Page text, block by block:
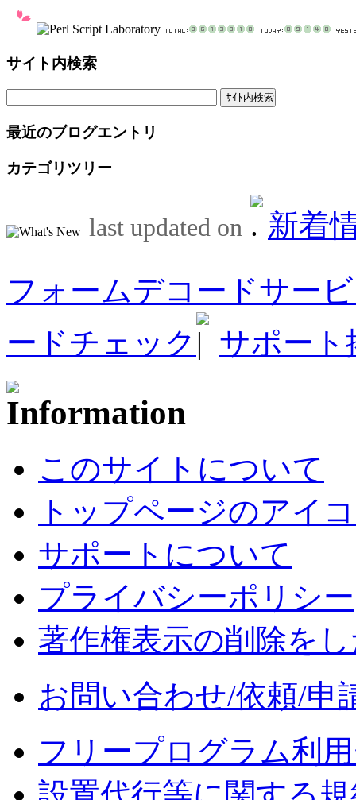
サイト内検索
最近のブログエントリ
カテゴリツリー
last updated on
新着
フォームデコードサー
ードチェック
サポート
このサイトについて
トップページのアイ
サポートについて
プライバシーポリシー
著作権表示の削除を
お問い合わせ/依頼/申
フリープログラム利